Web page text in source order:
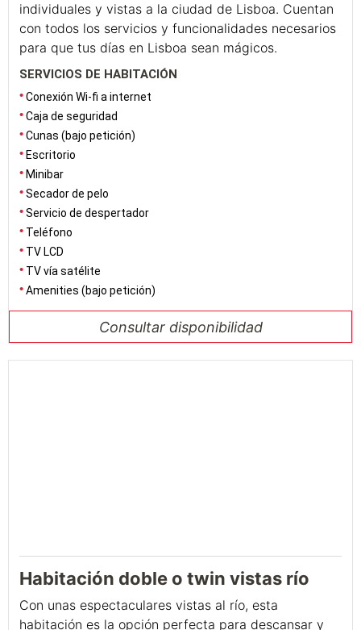
individuales y vistas a la ciudad de Lisboa. Cuentan
con todos los servicios y funcionalidades necesarios
para que tus días en Lisboa sean mágicos.
SERVICIOS DE HABITACIÓN
Conexión Wi-fi a internet
Caja de seguridad
Cunas (bajo petición)
Escritorio
Minibar
Secador de pelo
Servicio de despertador
Teléfono
TV LCD
TV vía satélite
Amenities (bajo petición)
Consultar disponibilidad
Habitación doble o twin vistas río
Con unas espectaculares vistas al río, esta
habitación es la opción perfecta para descansar y